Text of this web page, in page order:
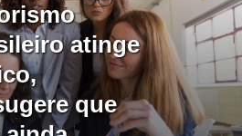
atinge
que